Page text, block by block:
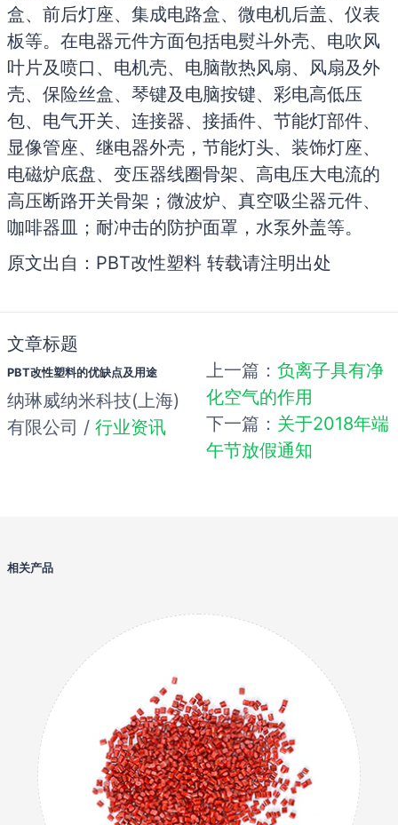
盒、前后灯座、集成电路盒、微电机后盖、仪表
板等。在电器元件方面包括电熨斗外壳、电吹风
叶片及喷口、电机壳、电脑散热风扇、风扇及外
壳、保险丝盒、琴键及电脑按键、彩电高低压
包、电气开关、连接器、接插件、节能灯部件、
显像管座、继电器外壳，节能灯头、装饰灯座、
电磁炉底盘、变压器线圈骨架、高电压大电流的
高压断路开关骨架；微波炉、真空吸尘器元件、
咖啡器皿；耐冲击的防护面罩，水泵外盖等。
原文出自：PBT改性塑料 转载请注明出处
文章标题
PBT改性塑料的优缺点及用途
纳琳威纳米科技(上海)
有限公司 / 行业资讯
上一篇： 负离子具有净
化空气的作用
下一篇： 关于2018年端
午节放假通知
相关产品